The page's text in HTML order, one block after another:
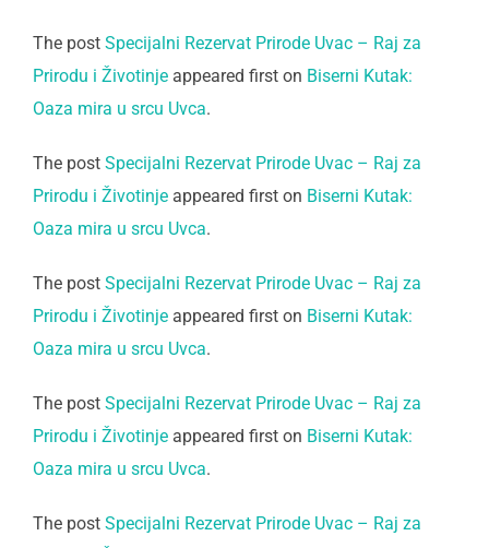
The post Specijalni Rezervat Prirode Uvac – Raj za
Prirodu i Životinje appeared first on Biserni Kutak:
Oaza mira u srcu Uvca.
The post Specijalni Rezervat Prirode Uvac – Raj za
Prirodu i Životinje appeared first on Biserni Kutak:
Oaza mira u srcu Uvca.
The post Specijalni Rezervat Prirode Uvac – Raj za
Prirodu i Životinje appeared first on Biserni Kutak:
Oaza mira u srcu Uvca.
The post Specijalni Rezervat Prirode Uvac – Raj za
Prirodu i Životinje appeared first on Biserni Kutak:
Oaza mira u srcu Uvca.
The post Specijalni Rezervat Prirode Uvac – Raj za